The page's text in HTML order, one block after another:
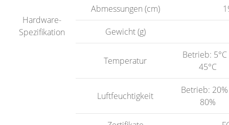
Hardware-
Spezifikation
Abmessungen (cm)
Gewicht (g)
Temperatur
Betrieb: 5°C
45°C
Luftfeuchtigkeit
Betrieb:
80%